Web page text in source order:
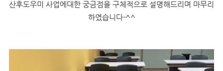
산후도우미 사업에대한 궁금점을 구체적으로 설명해드리며 마무리
하였습니다-^^